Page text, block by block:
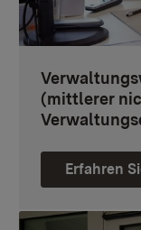
(mittlerer
Erfahren